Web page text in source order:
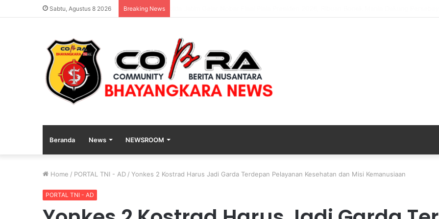
Sabtu, Agustus 8 2026 Breaking News
Beranda News NEWSROOM
Home / PORTAL TNI - AD / Yonkes 2 Kostrad Harus Jadi Garda Terdepan Pelayanan Kesehatan dan Misi Kemanusiaan
PORTAL TNI - AD